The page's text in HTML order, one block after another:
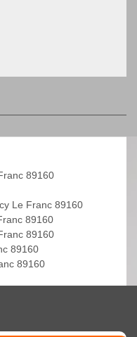
89160
Le Franc 89160
89160
89160
89160
89160